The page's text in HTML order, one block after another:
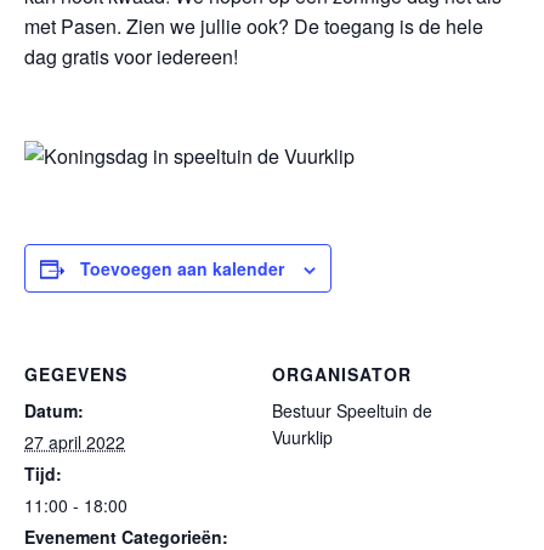
met Pasen. Zien we jullie ook? De toegang is de hele
dag gratis voor iedereen!
Toevoegen aan kalender
GEGEVENS
Datum:
27 april 2022
Tijd:
11:00 - 18:00
Evenement Categorieën:
ORGANISATOR
Bestuur Speeltuin de
Vuurklip